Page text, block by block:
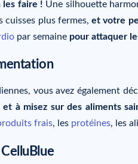
les faire ! Une silhouette
cuisses plus fermes, et votre
par semaine pour attaquer
vous avez également
à misez sur des aliments
frais, les protéines, les